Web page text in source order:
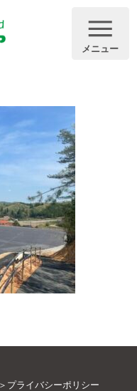
メニュー
プライバシーポリシー